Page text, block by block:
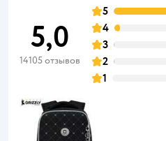
5,0
14105 отзывов
5
4
3
2
1